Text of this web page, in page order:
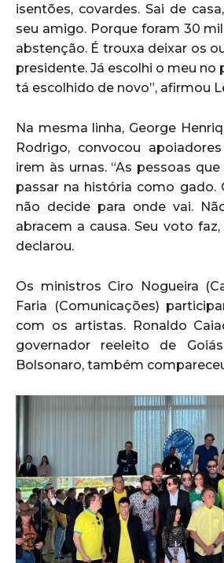
isentões, covardes. Sai de
seu amigo. Porque foram 30
abstenção. É trouxa deixar os
presidente. Já escolhi o meu no
tá escolhido de novo”, afirmou
Na mesma linha, George
Rodrigo, convocou
irem às urnas. “As pessoas
passar na história como gado.
não decide para onde vai.
abracem a causa. Seu voto faz,
declarou.
Os ministros Ciro Nogueira
Faria (Comunicações)
com os artistas. Ronaldo
governador reeleito de
Bolsonaro, também